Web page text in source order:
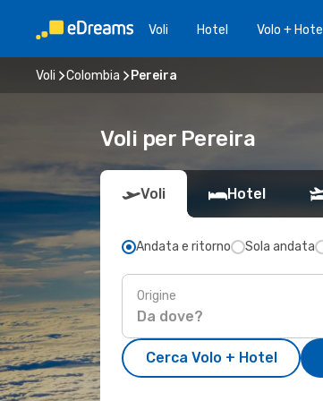
Voli Hotel Volo + Hotel
Voli Colombia Pereira
Voli per Pereira
Voli Hotel
Andata e ritorno Sola andata
Origine
Cerca Volo + Hotel